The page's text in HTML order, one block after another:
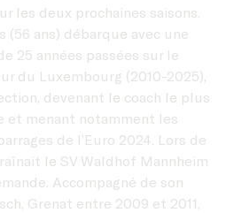
les deux prochaines saisons.
(56 ans) débarque avec une
25 années passées sur le
du Luxembourg (2010-2025),
devenant le coach le plus
et menant notamment les
de l’Euro 2024. Lors de
le SV Waldhof Mannheim
Accompagné de son
Grenat entre 2009 et 2011,